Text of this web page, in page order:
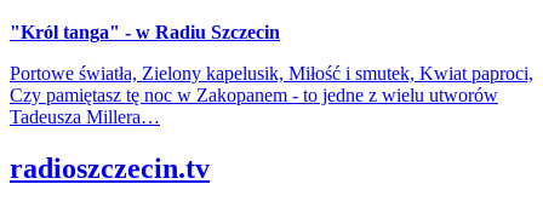
"Król tanga" - w Radiu Szczecin
Portowe światła, Zielony kapelusik, Miłość i smutek, Kwiat paproci,
Czy pamiętasz tę noc w Zakopanem - to jedne z wielu utworów
Tadeusza Millera…
radioszczecin.tv